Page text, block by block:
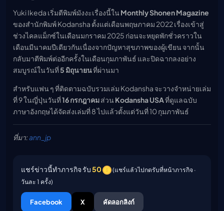
Yuki Ikeda เริ่มตีพิมพ์มังงะเรื่องนี้ใน Monthly Shonen Magazine
ของสำนักพิมพ์ Kodansha ตั้งแต่เดือนพฤษภาคม 2022 เรื่องเข้าสู่
ช่วงไคลแม็กซ์ในเดือนมกราคม 2025 ก่อนจะหยุดพักชั่วคราวใน
เดือนมีนาคมปีเดียวกันเนื่องจากปัญหาสุขภาพของผู้เขียน จากนั้น
กลับมาตีพิมพ์ต่ออีกครั้งในเดือนกุมภาพันธ์ และปิดฉากลงอย่าง
สมบูรณ์ในวันที่5 มิถุนายนที่ผ่านมา
สำหรับแฟน ๆ ที่ติดตามฉบับรวมเล่ม Kodansha จะวางจำหน่ายเล่ม
ที่ 9 ในญี่ปุ่นวันที่16 กรกฎาคมส่วน Kodansha USAที่ดูแลฉบับ
ภาษาอังกฤษได้จัดส่งเล่มที่ 8 ไปแล้วตั้งแต่วันที่ 10 กุมภาพันธ์
ที่มา:ann_jp
แชร์ข่าวนี้ทำภารกิจ รับ50
(แชร์แล้วไปกดรับที่หน้าภารกิจ ·
วันละ 1 ครั้ง)
Facebook X คัดลอกลิงก์